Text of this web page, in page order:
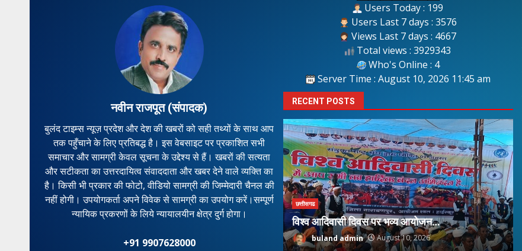
नवीन राजपूत (संपादक)
बुलंद टाइम्स न्यूज़ प्रदेश और देश की खबरों को सही तथ्यों के साथ आप
तक पहुँचाने के लिए प्रतिबद्ध है। इस वेबसाइट पर प्रकाशित सभी
समाचार और सामग्री केवल सूचना के उद्देश्य से हैं। खबरों की सत्यता
और सटीकता का उत्तरदायित्व संवाददाता और खबर देने वाले व्यक्ति का
है। किसी भी प्रकार की फोटो, वीडियो सामग्री की जिम्मेदारी चैनल की
नहीं होगी। उपयोगकर्ता अपने विवेक से सामग्री का उपयोग करें।सम्पूर्ण
न्यायिक प्रकरणों के लिये न्यायालयीन क्षेत्र दुर्ग होगा।
+91 9907628000
Users Today : 199
Users Last 7 days : 3576
Views Last 7 days : 4667
Total views : 3929343
Who's Online : 4
Server Time : August 10, 2026 11:45 am
RECENT POSTS
छत्तीसगढ
हजारों की संख्या में उमड़ा आदिवासी समाज, लैलूंगा में
धूमधाम से मनाया गया विश्व आदिवासी दिवस
buland admin August 10, 2026
छत्तीसगढ
विश्व आदिवासी दिवस पर भव्य आयोजन…
buland admin August 10, 2026